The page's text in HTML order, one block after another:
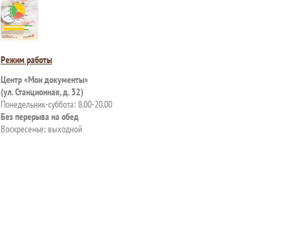
Режим работы
Центр «Мои документы»
(ул. Станционная, д. 32)
Понедельник-суббота: 8.00-20.00
Без перерыва на обед
Воскресенье: выходной